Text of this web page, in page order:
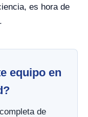
es hora de
equipo en
de